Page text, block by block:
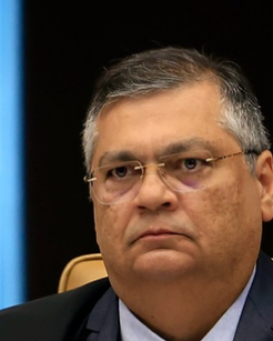
Anderson Timm
18 de jun.
A nova corrida pelo AUC:
expansão das